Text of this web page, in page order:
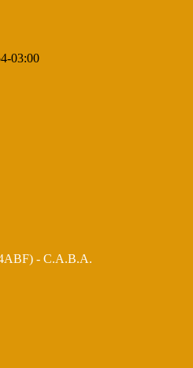
03:00
- C.A.B.A.